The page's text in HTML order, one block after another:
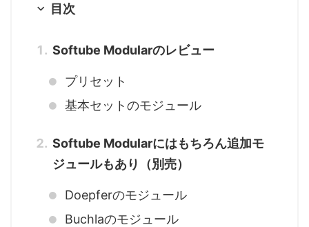
目次
Softube Modularのレビュー
プリセット
基本セットのモジュール
Softube Modularにはもちろん追加モ
ジュールもあり（別売）
Doepferのモジュール
Buchlaのモジュール